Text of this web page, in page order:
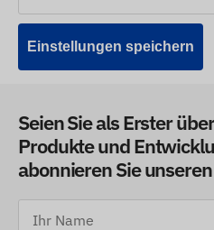
Einstellungen speichern
Seien Sie als Erster
Produkte und
abonnieren Sie